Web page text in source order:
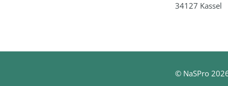
34127 Kassel
© NaSPro